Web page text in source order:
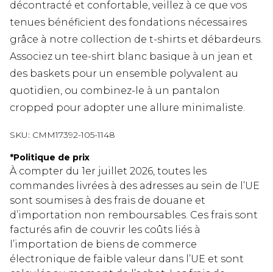
décontracté et confortable, veillez à ce que vos
tenues bénéficient des fondations nécessaires
grâce à notre collection de t-shirts et débardeurs.
Associez un tee-shirt blanc basique à un jean et
des baskets pour un ensemble polyvalent au
quotidien, ou combinez-le à un pantalon
cropped pour adopter une allure minimaliste.
SKU: CMM17392-105-1148
*Politique de prix
À compter du 1er juillet 2026, toutes les
commandes livrées à des adresses au sein de l’UE
sont soumises à des frais de douane et
d’importation non remboursables. Ces frais sont
facturés afin de couvrir les coûts liés à
l’importation de biens de commerce
électronique de faible valeur dans l’UE et sont